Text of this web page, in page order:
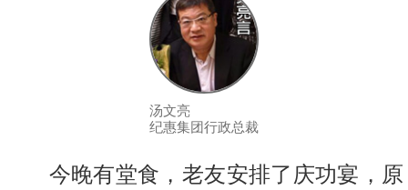
汤文亮
纪惠集团行政总裁
今晚有堂食，老友安排了庆功宴，原